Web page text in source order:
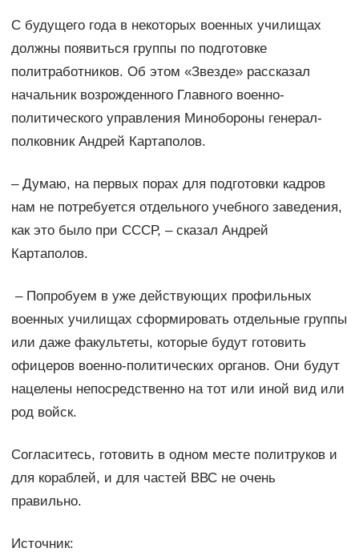
С будущего года в некоторых военных училищах
должны появиться группы по подготовке
политработников. Об этом «Звезде» рассказал
начальник возрожденного Главного военно-
политического управления Минобороны генерал-
полковник Андрей Картаполов.
– Думаю, на первых порах для подготовки кадров
нам не потребуется отдельного учебного заведения,
как это было при СССР, – сказал Андрей
Картаполов.
– Попробуем в уже действующих профильных
военных училищах сформировать отдельные группы
или даже факультеты, которые будут готовить
офицеров военно-политических органов. Они будут
нацелены непосредственно на тот или иной вид или
род войск.
Согласитесь, готовить в одном месте политруков и
для кораблей, и для частей ВВС не очень
правильно.
Источник: